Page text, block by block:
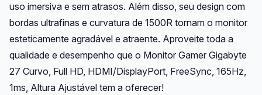
uso imersiva e sem atrasos. Além disso, seu design com
bordas ultrafinas e curvatura de 1500R tornam o monitor
esteticamente agradável e atraente. Aproveite toda a
qualidade e desempenho que o Monitor Gamer Gigabyte
27 Curvo, Full HD, HDMI/DisplayPort, FreeSync, 165Hz,
1ms, Altura Ajustável tem a oferecer!